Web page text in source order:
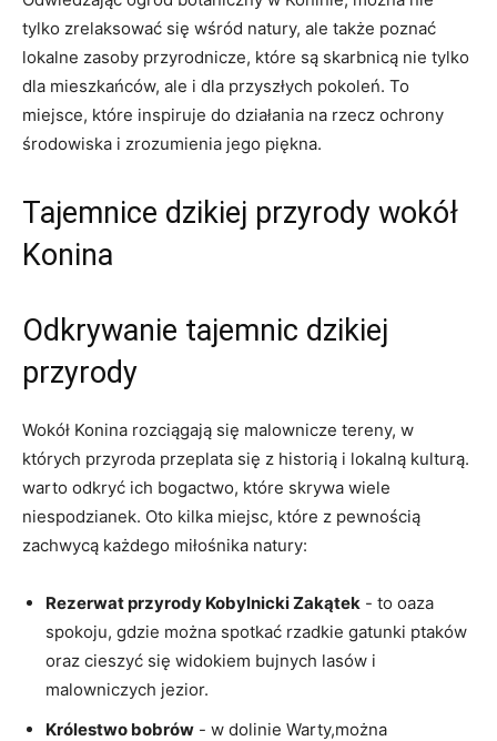
‌tylko zrelaksować się wśród natury, ​ale także poznać
lokalne zasoby przyrodnicze,⁢ które są skarbnicą nie tylko
dla mieszkańców, ale i dla przyszłych pokoleń. To
miejsce, ⁢które inspiruje ‍do działania na rzecz ochrony
środowiska i zrozumienia ⁤jego piękna.
Tajemnice dzikiej przyrody wokół
Konina
Odkrywanie ‍tajemnic dzikiej
przyrody
Wokół Konina ‌rozciągają się ​malownicze tereny, ‌w
których przyroda ⁢przeplata⁣ się z historią i lokalną kulturą.
warto odkryć ich bogactwo, które skrywa wiele​
niespodzianek. Oto kilka miejsc,⁣ które z pewnością⁢
zachwycą każdego miłośnika natury:
Rezerwat przyrody Kobylnicki Zakątek ⁣- to oaza
spokoju, gdzie​ można spotkać rzadkie gatunki⁣ ptaków
oraz cieszyć się widokiem ​bujnych lasów i
malowniczych jezior.
Królestwo bobrów ‌- w dolinie Warty,można